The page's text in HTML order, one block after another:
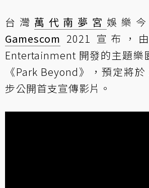
台灣 萬代南夢宮 娛樂
Gamescom 2021 宣布，
Entertainment 開發的主題樂
《Park Beyond》，預定將
步公開首支宣傳影片。